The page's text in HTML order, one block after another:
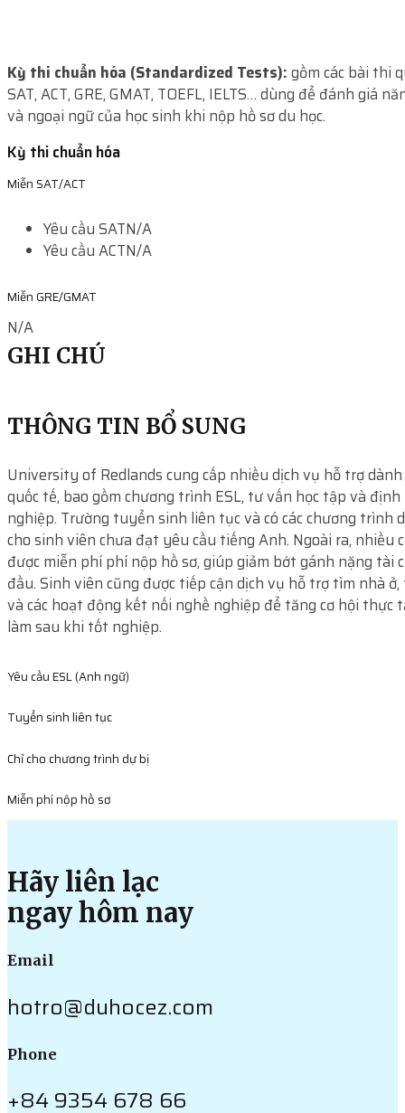
Kỳ thi chuẩn hóa (Standardized Tests): gồm các bài thi
SAT, ACT, GRE, GMAT, TOEFL, IELTS… dùng để đánh giá
và ngoại ngữ của học sinh khi nộp hồ sơ du học.
Kỳ thi chuẩn hóa
Miễn SAT/ACT
Yêu cầu SATN/A
Yêu cầu ACTN/A
Miễn GRE/GMAT
N/A
THÔNG TIN BỔ SUNG
University of Redlands cung cấp nhiều dịch vụ hỗ trợ
quốc tế, bao gồm chương trình ESL, tư vấn học tập và
nghiệp. Trường tuyển sinh liên tục và có các chương trình
cho sinh viên chưa đạt yêu cầu tiếng Anh. Ngoài ra, nhiều
được miễn phí phí nộp hồ sơ, giúp giảm bớt gánh nặng tài
đầu. Sinh viên cũng được tiếp cận dịch vụ hỗ trợ tìm nhà
và các hoạt động kết nối nghề nghiệp để tăng cơ hội thực
làm sau khi tốt nghiệp.
Yêu cầu ESL (Anh ngữ)
Tuyển sinh liên tục
Chỉ cho chương trình dự bị
Miễn phí nộp hồ sơ
GHI CHÚ
Hãy liên lạc
ngay hôm nay
Email
hotro@duhocez.com
Phone
+84 9354 678 66